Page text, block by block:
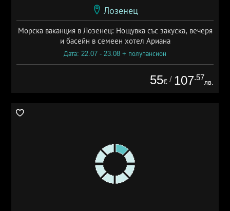
Лозенец
Морска ваканция в Лозенец: Нощувка със закуска, вечеря
и басейн в семеен хотел Ариана
Дата: 22.07 - 23.08 + полупансион
55€ / 107.57
лв.